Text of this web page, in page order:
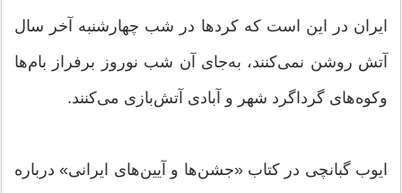
ایران در این است که کردها در شب چهارشنبه آخر سال
آتش روشن نمی‌کنند، به‌جای آن شب نوروز برفراز بام‌ها
وکوه‌های گرداگرد شهر و آبادی آتش‌بازی می‌کنند.
ایوب گبانچی در کتاب «جشن‌ها و آیین‌های ایرانی» درباره